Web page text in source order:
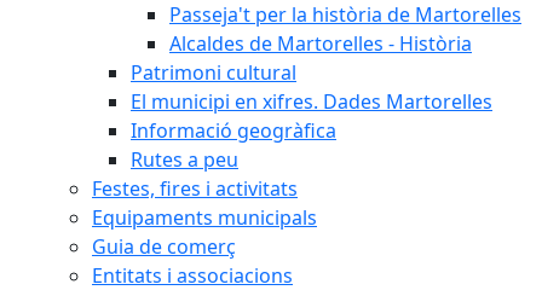
Passeja't per la història de Martorelles
Alcaldes de Martorelles - Història
Patrimoni cultural
El municipi en xifres. Dades Martorelles
Informació geogràfica
Rutes a peu
Festes, fires i activitats
Equipaments municipals
Guia de comerç
Entitats i associacions